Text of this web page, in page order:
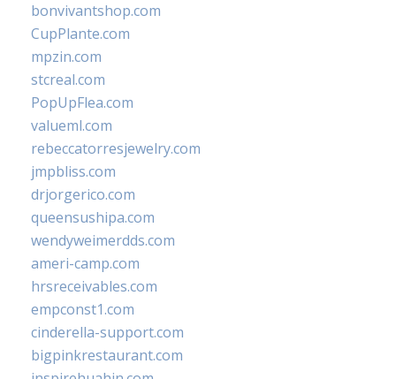
bonvivantshop.com
CupPlante.com
mpzin.com
stcreal.com
PopUpFlea.com
valueml.com
rebeccatorresjewelry.com
jmpbliss.com
drjorgerico.com
queensushipa.com
wendyweimerdds.com
ameri-camp.com
hrsreceivables.com
empconst1.com
cinderella-support.com
bigpinkrestaurant.com